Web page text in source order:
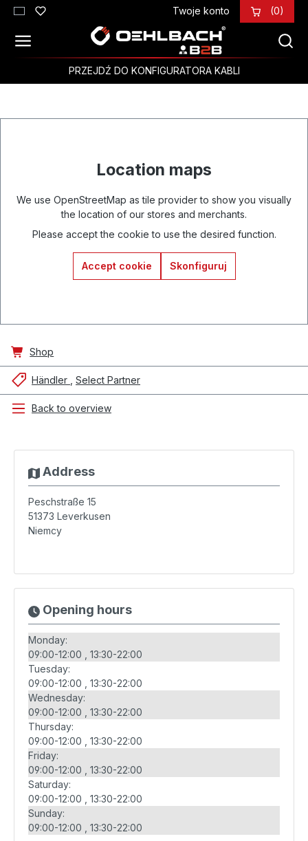
Przejdź do głównej zawartości Twoje konto (0)
PRZEJDŹ DO KONFIGURATORA KABLI
Location maps
We use OpenStreetMap as tile provider to show you visually
the location of our stores and merchants.
Please accept the cookie to use the desired function.
Accept cookie Skonfiguruj
Shop
Händler Select Partner
Back to overview
Address
Peschstraße 15
51373 Leverkusen
Niemcy
Opening hours
Monday:
09:00-12:00
13:30-22:00
Tuesday:
09:00-12:00
13:30-22:00
Wednesday:
09:00-12:00
13:30-22:00
Thursday:
09:00-12:00
13:30-22:00
Friday:
09:00-12:00
13:30-22:00
Saturday:
09:00-12:00
13:30-22:00
Sunday:
09:00-12:00
13:30-22:00